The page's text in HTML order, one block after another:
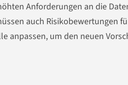
Anforderungen an die
auch Risikobewertungen
anpassen, um den neuen